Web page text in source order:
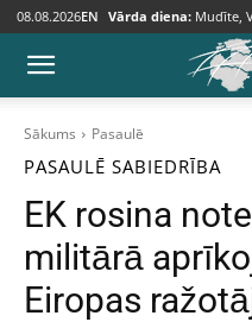
08.08.2026EN Vārda diena: Mudīte,
Sākums Pasaulē
PASAULĒ SABIEDRĪBA
EK rosina
militārā
Eiropas